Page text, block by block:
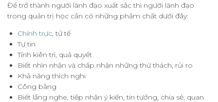
Để trở thành người lãnh đạo xuất sắc thì người lãnh đạo
trong quản trị học cần có những phẩm chất dưới đây:
Chính trực , tử tế
Tự tin
Tính kiên trì, quả quyết
Biết nhìn nhận và chấp nhận những thử thách, rủi ro
Khả năng thích nghi
Công bằng
Biết lắng nghe, tiếp nhận ý kiến, tin tưởng, chia sẻ, quan